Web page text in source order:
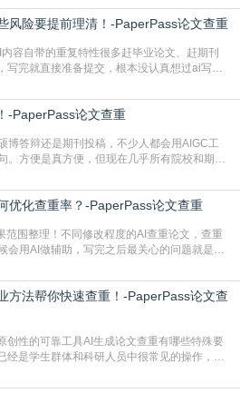
也搞不清降aigc检测是啥，对相关要求摸不
工具在学术领域普及诞生的新需求，核心是为
风险要提前理清！-PaperPass论文查重
容自带的重复特性很多赶毕业论文、赶期刊
完就直接准备提交，根本没认真想过ai写论
依赖海量公开的文本数据，生成内容本质是基
始的原创创作。生成过程中，很容易复用已
已经公开
-PaperPass论文查重
博答辩还是期刊投稿，不少人都会用AIGC工
。方便是真方便，但现在几乎所有院校和期刊
，这时候，找到靠谱的降AIGC检测率的网
：守护学术原创性的智能伙伴AIGC生成内
师弟改
优化查重率？-PaperPass论文查重
范围整理！不同修改程度的AI查重论文，查重
用AI做辅助，写完之后最关心的问题就是ai
训练依赖海量公开学术文献、网络内容，生成
内容，很容易和已发布的作品撞重复，甚至会
率偏高是
方法帮你快速查重！-PaperPass论文查
创性的可靠工具AI生成论文查重有哪些特殊要
是学生群体和科研人员中很常见的操作，不
生带有重复风险——训练AI的数据集本身就包